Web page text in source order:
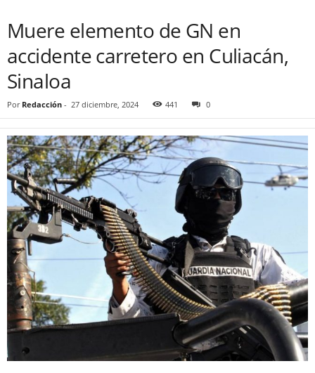
Muere elemento de GN en
accidente carretero en Culiacán,
Sinaloa
Por Redacción - 27 diciembre, 2024 441 0